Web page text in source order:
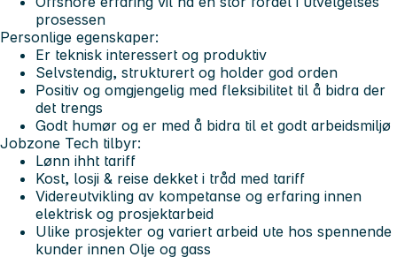
prosessen
Personlige egenskaper:
Er teknisk interessert og produktiv
Selvstendig, strukturert og holder god orden
Positiv og omgjengelig med fleksibilitet til å bidra der
det trengs
Godt humør og er med å bidra til et godt arbeidsmiljø
Jobzone Tech tilbyr:
Lønn ihht tariff
Kost, losji & reise dekket i tråd med tariff
Videreutvikling av kompetanse og erfaring innen
elektrisk og prosjektarbeid
Ulike prosjekter og variert arbeid ute hos spennende
kunder innen Olje og gass